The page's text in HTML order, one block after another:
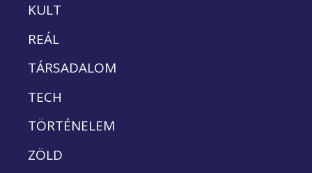
KULT
REÁL
TÁRSADALOM
TECH
TÖRTÉNELEM
ZÖLD